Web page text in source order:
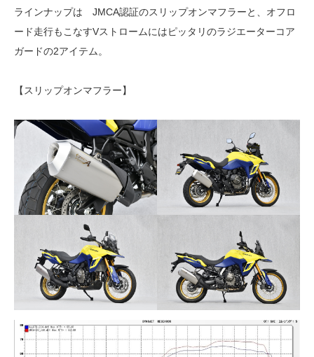
ラインナップは JMCA認証のスリップオンマフラーと、オフロ
ード走行もこなすVストロームにはピッタリのラジエーターコア
ガードの2アイテム。
【スリップオンマフラー】